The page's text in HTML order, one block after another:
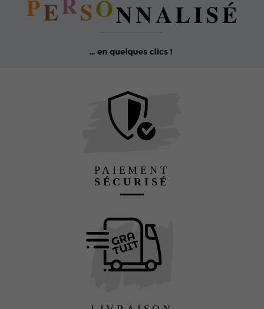
PAIEMENT
SÉCURISÉ